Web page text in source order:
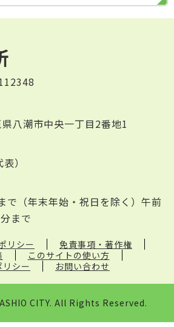
八潮市中央一丁目2番地1
）
で（年末年始・祝日を除く）午前
まで
リシー
免責事項・著作権
このサイトの使い方
リシー
お問い合わせ
CITY. All Rights Reserved.